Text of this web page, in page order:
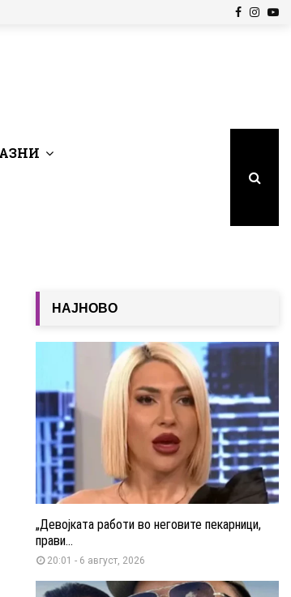
Facebook
НАЈНОВО
„Девојката работи во неговите пекарници,
прави...
20:01 - 6 август, 2026